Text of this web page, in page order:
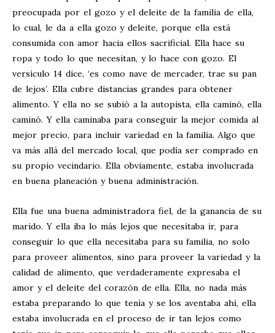
preocupada por el gozo y el deleite de la familia de ella,
lo cual, le da a ella gozo y deleite, porque ella está
consumida con amor hacia ellos sacrificial. Ella hace su
ropa y todo lo que necesitan, y lo hace con gozo. El
versículo 14 dice, ‘es como nave de mercader, trae su pan
de lejos’. Ella cubre distancias grandes para obtener
alimento. Y ella no se subió a la autopista, ella caminó, ella
caminó. Y ella caminaba para conseguir la mejor comida al
mejor precio, para incluir variedad en la familia. Algo que
va más allá del mercado local, que podía ser comprado en
su propio vecindario. Ella obviamente, estaba involucrada
en buena planeación y buena administración.
Ella fue una buena administradora fiel, de la ganancia de su
marido. Y ella iba lo más lejos que necesitaba ir, para
conseguir lo que ella necesitaba para su familia, no solo
para proveer alimentos, sino para proveer la variedad y la
calidad de alimento, que verdaderamente expresaba el
amor y el deleite del corazón de ella. Ella, no nada más
estaba preparando lo que tenía y se los aventaba ahí, ella
estaba involucrada en el proceso de ir tan lejos como